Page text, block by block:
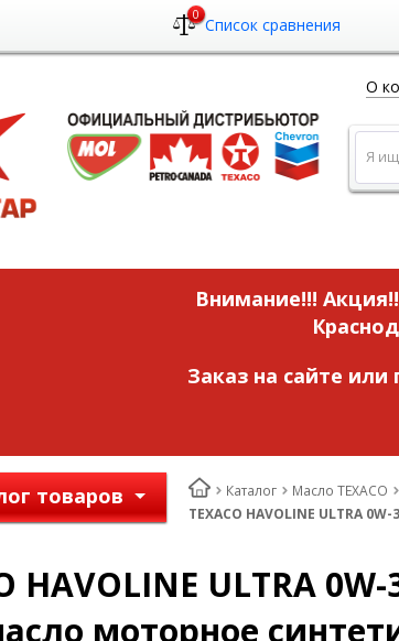
0 Список сравнения
О
Я
Внимание!!!
Заказ на сайте
товаров Каталог
Масло TEXACO
TEXACO HAVOLINE ULTRA
HAVOLINE ULTRA
моторное